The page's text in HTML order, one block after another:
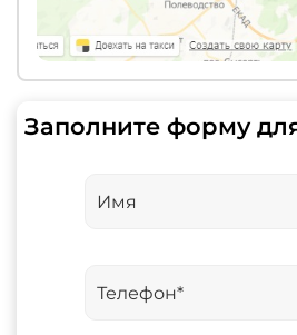
Заполните форму